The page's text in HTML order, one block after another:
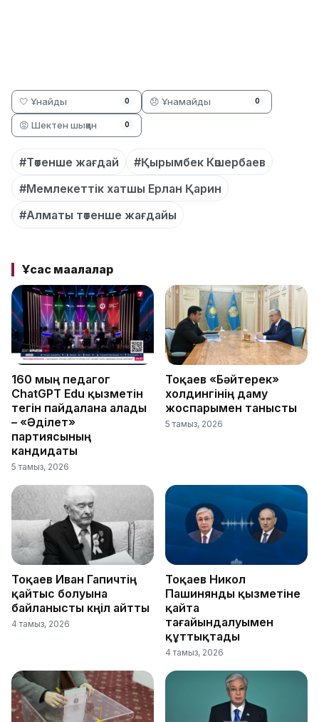
🤍 Ұнайды 0 😞 Ұнамайды 0
😡 Шектен шыққан 0
#Төтенше жағдай
#Қырымбек Көшербаев
#Мемлекеттік хатшы Ерлан Қарин
#Алматы төтенше жағдайы
Ұқсас мақалалар
160 мың педагог
ChatGPT Edu қызметін
тегін пайдалана алады
– «Әділет»
партиясының
кандидаты
5 тамыз, 2026
Тоқаев «Бәйтерек»
холдингінің даму
жоспарымен танысты
5 тамыз, 2026
Тоқаев Иван Гапичтің
қайтыс болуына
байланысты көңіл айтты
4 тамыз, 2026
Тоқаев Никол
Пашинянды қызметіне
қайта
тағайындалуымен
құттықтады
4 тамыз, 2026